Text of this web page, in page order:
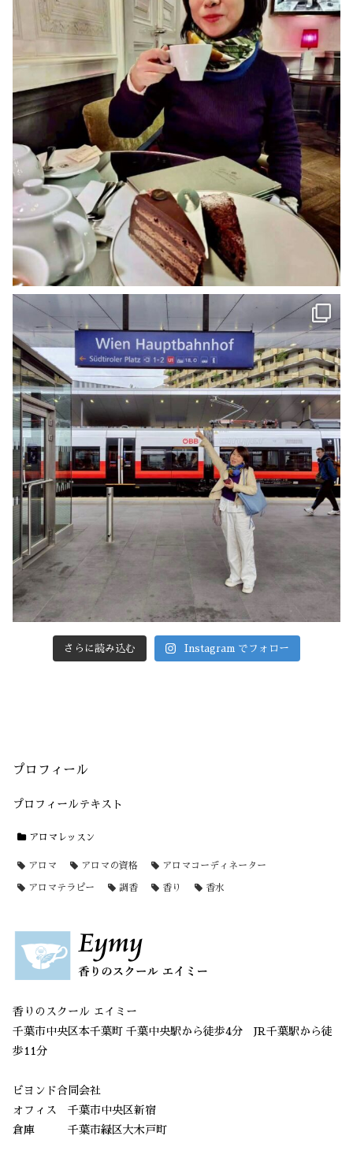
さらに読み込む Instagram でフォロー
プロフィール
プロフィールテキスト
アロマレッスン
アロマ アロマの資格 アロマコーディネーター
アロマテラピー 調香 香り 香水
香りのスクール エイミー
千葉市中央区本千葉町 千葉中央駅から徒歩4分 JR千葉駅から徒
歩11分
ビヨンド合同会社
オフィス 千葉市中央区新宿
倉庫 千葉市緑区大木戸町